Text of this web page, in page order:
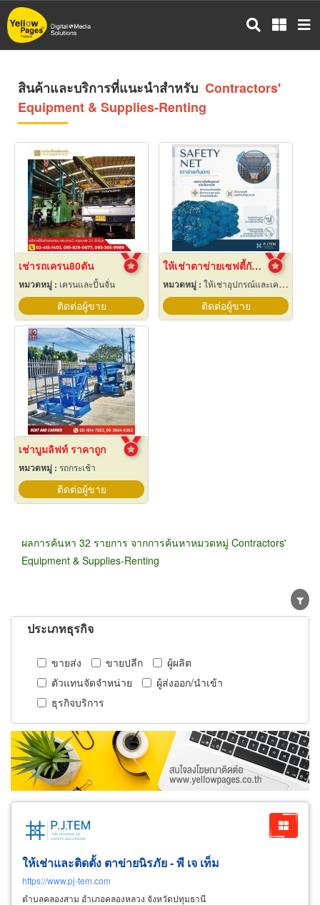
ข้าม
ไป
สินค้าและบริการที่แนะนำสำหรับ Contractors'
Equipment & Supplies-Renting
เช่ารถเครน80ตัน
หมวดหมู่ : เครนและปั้นจั่น
ติดต่อผู้ขาย
ให้เช่าตาข่ายเซฟตี้กันตก Safety net
หมวดหมู่ :ให้เช่าอุปกรณ์และเครื่องใช้สำหรับผู้รับเหมาก่อสร้าง
ติดต่อผู้ขาย
เช่าบูมลิฟท์ ราคาถูก
หมวดหมู่ : รถกระเช้า
ติดต่อผู้ขาย
ผลการค้นหา 32 รายการ จากการค้นหาหมวดหมู่ Contractors'
Equipment & Supplies-Renting
ประเภทธุรกิจ
ขายส่ง ขายปลีก
ผู้ผลิต
ตัวแทนจัดจำหน่าย
ผู้ส่งออก/นำเข้า
ธุรกิจบริการ
ให้เช่าและติดตั้ง ตาข่ายนิรภัย - พี เจ เท็ม
https://www.pj-tem.com
ตำบลคลองสาม อำเภอคลองหลวง จังหวัดปทุมธานี